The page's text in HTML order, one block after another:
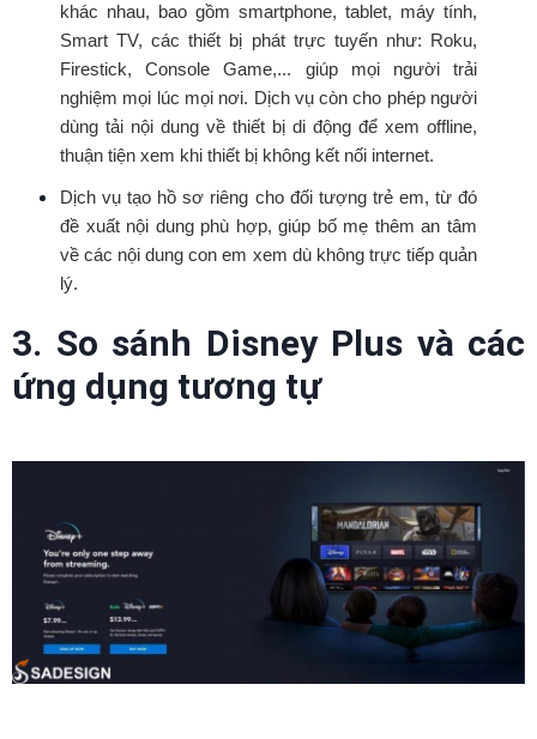
khác nhau, bao gồm smartphone, tablet, máy tính,
Smart TV, các thiết bị phát trực tuyến như: Roku,
Firestick, Console Game,... giúp mọi người trải
nghiệm mọi lúc mọi nơi. Dịch vụ còn cho phép người
dùng tải nội dung về thiết bị di động để xem offline,
thuận tiện xem khi thiết bị không kết nối internet.
Dịch vụ tạo hồ sơ riêng cho đối tượng trẻ em, từ đó
đề xuất nội dung phù hợp, giúp bố mẹ thêm an tâm
về các nội dung con em xem dù không trực tiếp quản
lý.
3. So sánh Disney Plus và các
ứng dụng tương tự